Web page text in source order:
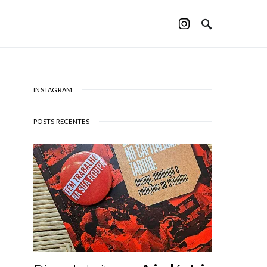
INSTAGRAM
POSTS RECENTES